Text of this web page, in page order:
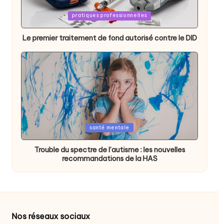
pratiques professionnelles
Le premier traitement de fond autorisé contre le DID
Posted
santé mentale
Trouble du spectre de l’autisme : les nouvelles
recommandations de la HAS
Nos réseaux sociaux